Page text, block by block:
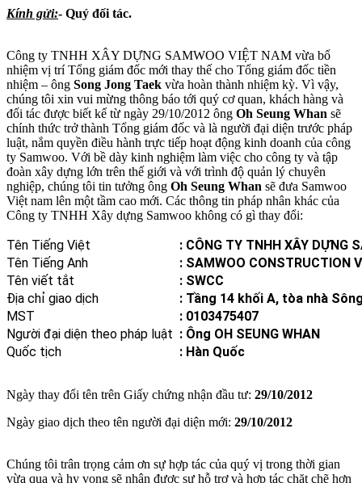
Kính gửi:- Quý đối tác.
Công ty TNHH XÂY DỰNG SAMWOO VIỆT NAM vừa bổ
nhiệm vị trí Tổng giám đốc mới thay thế cho Tổng giám đốc tiền
nhiệm – ông Song Jong Taek vừa hoàn thành nhiệm kỳ. Vì vậy,
chúng tôi xin vui mừng thông báo tới quý cơ quan, khách hàng và
đối tác được biết kể từ ngày 29/10/2012 ông Oh Seung Whan sẽ
chính thức trở thành Tổng giám đốc và là người đại diện trước pháp
luật, nắm quyền điều hành trực tiếp hoạt động kinh doanh của công
ty Samwoo. Với bề dày kinh nghiệm làm việc cho công ty và tập
đoàn xây dựng lớn trên thế giới và với trình độ quản lý chuyên
nghiệp, chúng tôi tin tưởng ông Oh Seung Whan sẽ đưa Samwoo
Việt nam lên một tầm cao mới. Các thông tin pháp nhân khác của
Công ty TNHH Xây dựng Samwoo không có gì thay đổi:
Tên Tiếng Việt
: CÔNG TY TNHH XÂY DỰNG
Tên Tiếng Anh
: SAMWOO CONSTRUCTION
Tên viết tắt
: SWCC
Địa chỉ giao dịch
: Tầng 14 khối A, tòa nhà
MST
: 0103475407
Người đại diện theo pháp luật : Ông OH SEUNG WHAN
Quốc tịch
: Hàn Quốc
Ngày thay đổi tên trên Giấy chứng nhận đầu tư: 29/10/2012
Ngày giao dịch theo tên người đại diện mới: 29/10/2012
Chúng tôi trân trọng cảm ơn sự hợp tác của quý vị trong thời gian
vừa qua và hy vọng sẽ nhận được sự hỗ trợ và hợp tác chặt chẽ hợn